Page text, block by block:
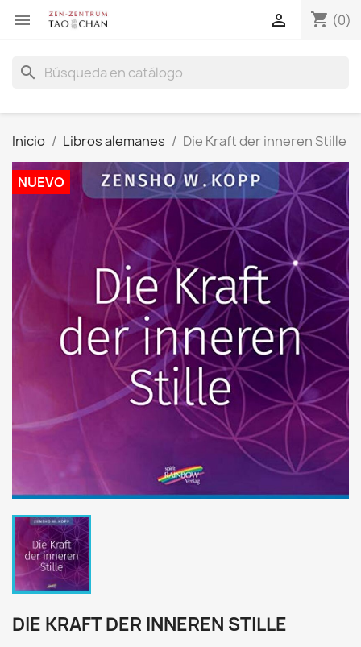
 shopping_cart (0)

search
Inicio Libros alemanes Die Kraft der inneren Stille
NUEVO
DIE KRAFT DER INNEREN STILLE